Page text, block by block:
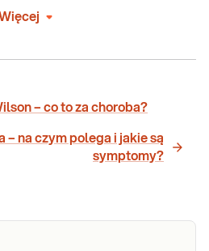
– co to za choroba?
– na czym polega i jakie są
symptomy?